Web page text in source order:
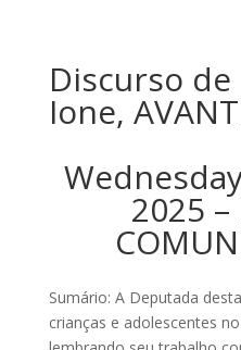
Discurso de
Ione,
2025 –
Sumário: A Deputada
crianças e adolescentes